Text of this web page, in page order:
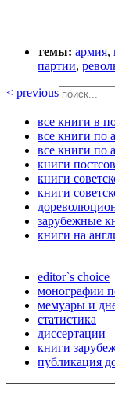
темы: армия,
партии,
< previous
все книги в
все книги по
все книги по
книги
книги
книги
зарубежные
книги на
editor`s choice
монографии
мемуары и
статистика
диссертации
книги
публикация